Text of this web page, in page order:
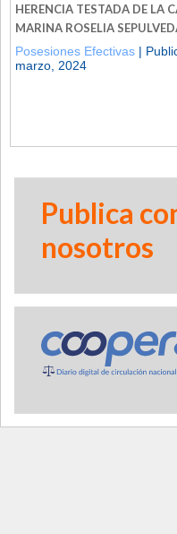
HERENCIA TESTADA DE LA
MARINA ROSELIA
Posesiones Efectivas |
marzo, 2024
Publica
nosotros